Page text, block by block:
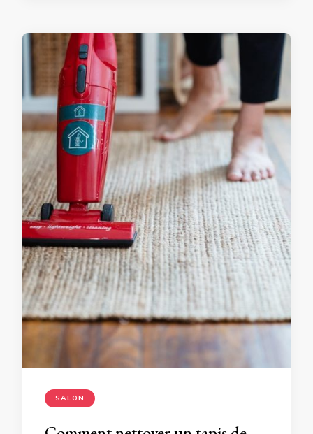
SALON